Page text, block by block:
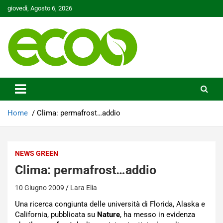
Skip
to
giovedì, Agosto 6, 2026
Ecoo.it
Home Clima: permafrost…addio
NEWS GREEN
Clima: permafrost…addio
10 Giugno 2009 Lara Elia
Una ricerca congiunta delle università di Florida, Alaska e
California, pubblicata su Nature, ha messo in evidenza